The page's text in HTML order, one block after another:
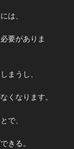
は、
要がありま
まうし、
くなります。
で、
きる。